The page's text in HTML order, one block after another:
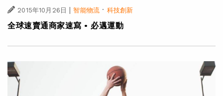
2015年10月26日 智能物流 · 科技創新
全球速賣通商家速寫 • 必邁運動